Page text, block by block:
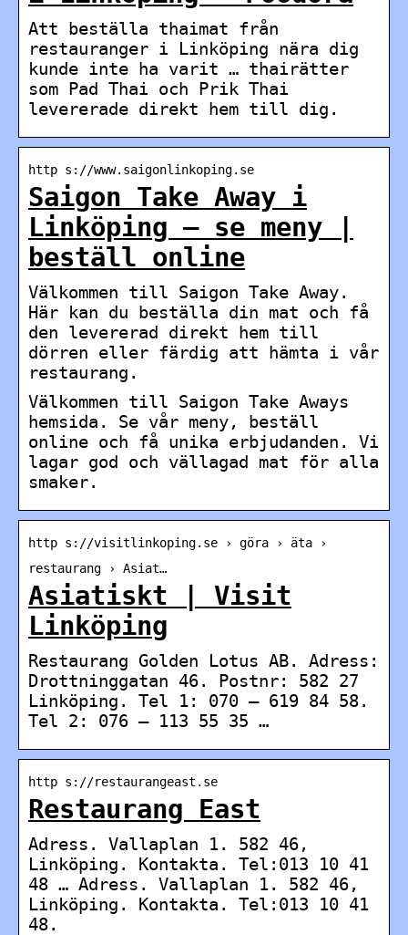
Att beställa thaimat från
restauranger i Linköping nära dig
kunde inte ha varit … thairätter
som Pad Thai och Prik Thai
levererade direkt hem till dig.
http s://www.saigonlinkoping.se
Saigon Take Away i
Linköping – se meny |
beställ online
Välkommen till Saigon Take Away.
Här kan du beställa din mat och få
den levererad direkt hem till
dörren eller färdig att hämta i vår
restaurang.
Välkommen till Saigon Take Aways
hemsida. Se vår meny, beställ
online och få unika erbjudanden. Vi
lagar god och vällagad mat för alla
smaker.
http s://visitlinkoping.se › göra › äta ›
restaurang › Asiat…
Asiatiskt | Visit
Linköping
Restaurang Golden Lotus AB. Adress:
Drottninggatan 46. Postnr: 582 27
Linköping. Tel 1: 070 – 619 84 58.
Tel 2: 076 – 113 55 35 …
http s://restaurangeast.se
Restaurang East
Adress. Vallaplan 1. 582 46,
Linköping. Kontakta. Tel:013 10 41
48 … Adress. Vallaplan 1. 582 46,
Linköping. Kontakta. Tel:013 10 41
48.